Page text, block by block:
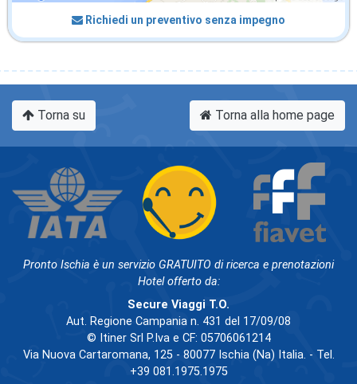
Richiedi un preventivo senza impegno
Torna su Torna alla home page
Pronto Ischia è un servizio GRATUITO di ricerca e prenotazioni
Hotel offerto da:
Secure Viaggi T.O.
Aut. Regione Campania n. 431 del 17/09/08
© Itiner Srl P.Iva e CF: 05706061214
Via Nuova Cartaromana, 125 - 80077 Ischia (Na) Italia. - Tel.
+39 081.1975.1975